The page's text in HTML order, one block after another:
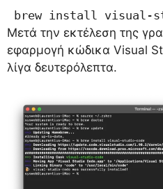
brew install visual-
Μετά την εκτέλεση της
εφαρμογή κώδικα Visual
λίγα δευτερόλεπτα.